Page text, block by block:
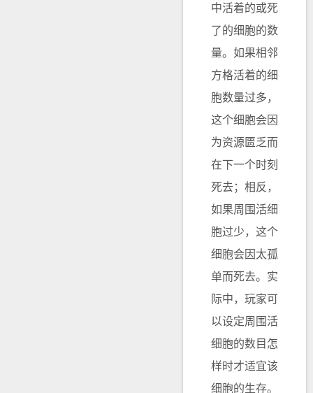
中活着的或死
了的细胞的数
量。如果相邻
方格活着的细
胞数量过多，
这个细胞会因
为资源匮乏而
在下一个时刻
死去；相反，
如果周围活细
胞过少，这个
细胞会因太孤
单而死去。实
际中，玩家可
以设定周围活
细胞的数目怎
样时才适宜该
细胞的生存。